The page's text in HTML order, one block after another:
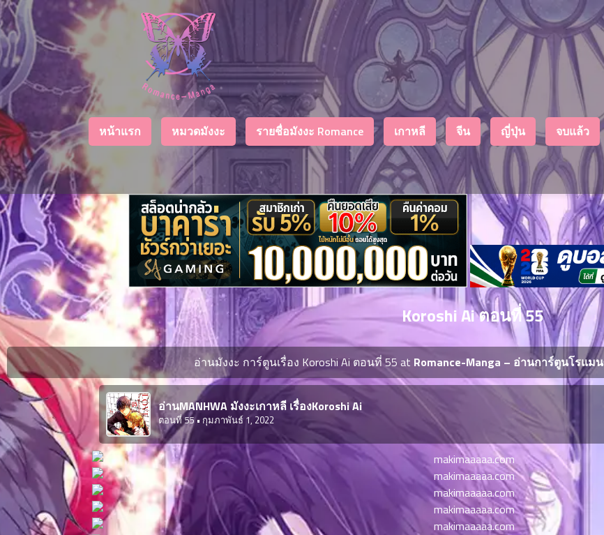
หน้าแรก หมวดมังงะ รายชื่อมังงะ Romance เกาหลี จีน ญี่ปุ่น จบแล้ว
Koroshi Ai ตอนที่ 55
อ่านมังงะ การ์ตูนเรื่อง Koroshi Ai ตอนที่ 55 at Romance-Manga – อ่านการ์ตูนโรแ
อ่านMANHWA มังงะเกาหลี เรื่องKoroshi Ai
ตอนที่ 55 • กุมภาพันธ์ 1, 2022
Chapter
List
1
ตอน
ที่
น
2
ตอน
ที่
น
3
ตอน
ที่
4
ตอน
ที่
ม
5
ตอน
ที่
น
6
ตอน
ที่
น
7
ตอน
ที่
น
8
ตอน
ที่